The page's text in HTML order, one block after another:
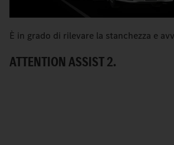
È in grado di rilevare la stanchezza e
ATTENTION ASSIST 2.